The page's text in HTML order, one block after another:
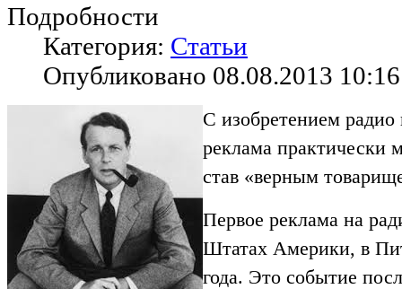
Подробности
Категория: Статьи
Опубликовано 08.08.2013 10:16
С изобретением радио
реклама практически
став «верным
Первое реклама на
Штатах Америки, в
года. Это событие